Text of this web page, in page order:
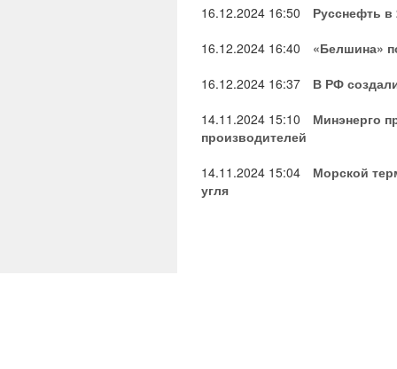
16.12.2024 16:50
Русснефть в
16.12.2024 16:40
«Белшина»
16.12.2024 16:37
В РФ
14.11.2024 15:10
Минэнерго
производителей
14.11.2024 15:04
Морской
угля